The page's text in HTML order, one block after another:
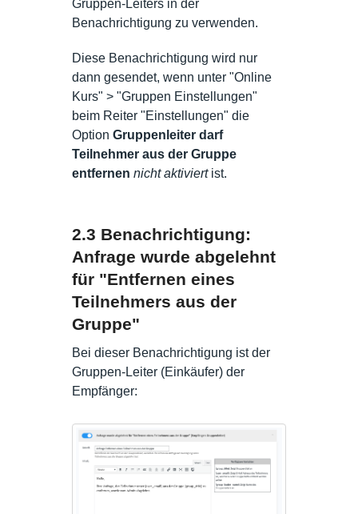
Gruppen-Leiters in der
Benachrichtigung zu verwenden.
Diese Benachrichtigung wird nur
dann gesendet, wenn unter "Online
Kurs" > "Gruppen Einstellungen"
beim Reiter "Einstellungen" die
Option Gruppenleiter darf
Teilnehmer aus der Gruppe
entfernen nicht aktiviertist.
2.3 Benachrichtigung:
Anfrage wurde abgelehnt
für "Entfernen eines
Teilnehmers aus der
Gruppe"
Bei dieser Benachrichtigung ist der
Gruppen-Leiter (Einkäufer) der
Empfänger: